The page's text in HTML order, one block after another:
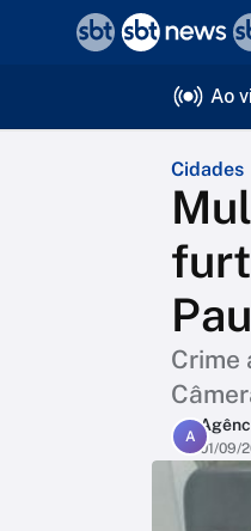
Ao
Cidades
Crime
A
01/09/
voltar
Editorias